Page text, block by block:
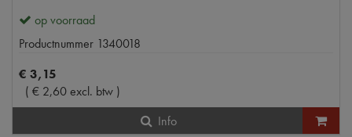
op voorraad
Productnummer 1340018
€ 3,15
( € 2,60excl. btw )
Info